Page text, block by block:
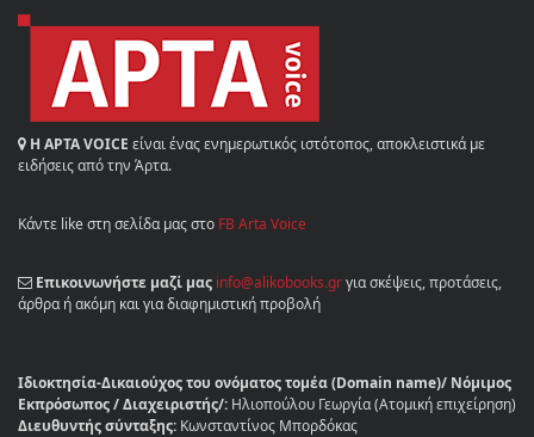
Η ΑΡΤΑ VOICE είναι ένας ενημερωτικός ιστότοπος, αποκλειστικά με
ειδήσεις από την Άρτα.
Κάντε like στη σελίδα μας στο FB Arta Voice
Επικοινωνήστε μαζί μας info@alikobooks.grγια σκέψεις, προτάσεις,
άρθρα ή ακόμη και για διαφημιστική προβολή
Ιδιοκτησία-Δικαιούχος του ονόματος τομέα (Domain name)/ Νόμιμος
Εκπρόσωπος / Διαχειριστής/: Ηλιοπούλου Γεωργία (Ατομική επιχείρηση)
Διευθυντής σύνταξης: Κωνσταντίνος Μπορδόκας